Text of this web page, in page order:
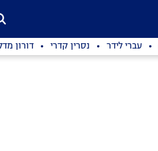
עברי לידר נסרין קדרי דורון